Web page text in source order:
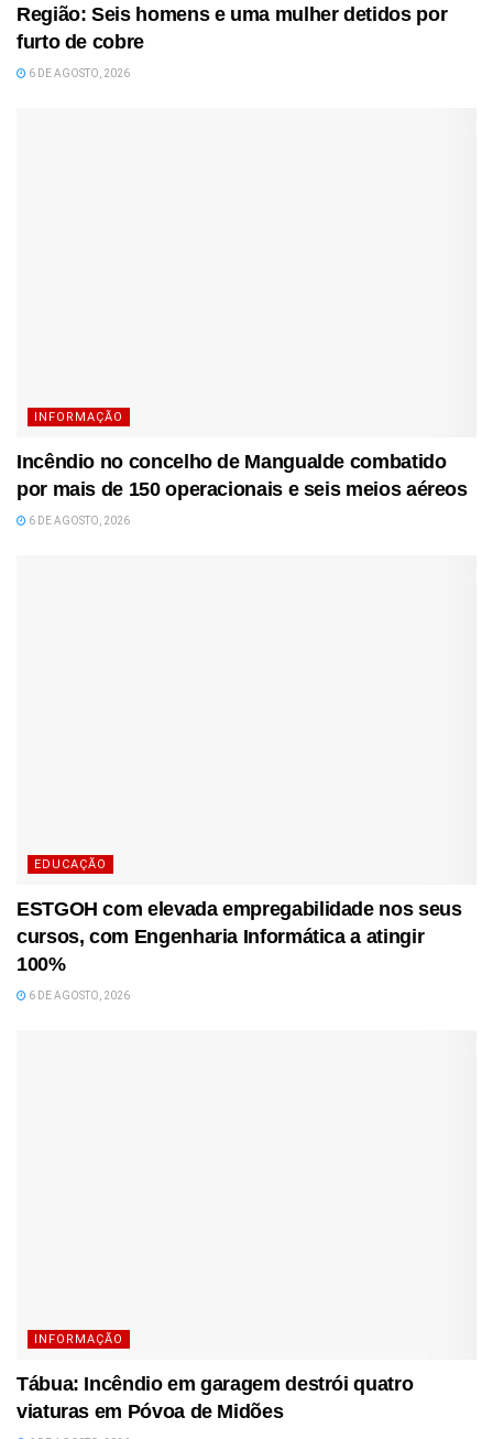
Região: Seis homens e uma mulher detidos por
furto de cobre
6 DE AGOSTO, 2026
INFORMAÇÃO
Incêndio no concelho de Mangualde combatido
por mais de 150 operacionais e seis meios aéreos
6 DE AGOSTO, 2026
EDUCAÇÃO
ESTGOH com elevada empregabilidade nos seus
cursos, com Engenharia Informática a atingir
100%
6 DE AGOSTO, 2026
INFORMAÇÃO
Tábua: Incêndio em garagem destrói quatro
viaturas em Póvoa de Midões